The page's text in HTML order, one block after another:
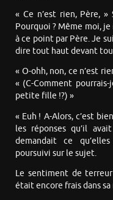
« Ce n’est rien, Père,
Pourquoi ? Même moi,
à ce point par Père. Je
dire tout haut devant
« O-ohh, non, ce n’est
« (C-Comment
petite fille !?) »
« Euh ! A-Alors, c’est
les réponses qu’il
demandait ce
poursuivi sur le sujet.
Le sentiment de
était encore frais dans